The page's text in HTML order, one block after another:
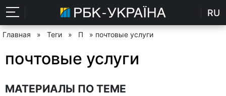
RU
Главная » Теги » П » почтовые услуги
почтовые услуги
МАТЕРИАЛЫ ПО ТЕМЕ